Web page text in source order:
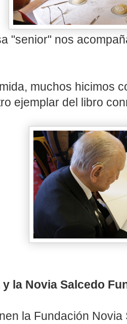
"senior" nos
muchos hicimos
ejemplar del libro
y la Novia Salcedo
la Fundación